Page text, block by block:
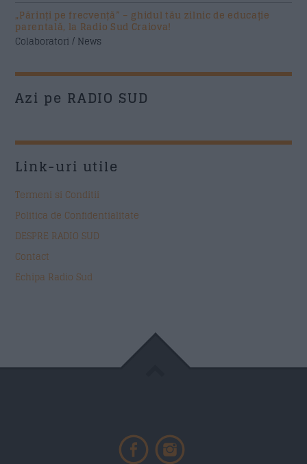
„Părinți pe frecvență” – ghidul tău zilnic de educație
parentală, la Radio Sud Craiova!
Colaboratori / News
Azi pe RADIO SUD
Link-uri utile
Termeni si Conditii
Politica de Confidentialitate
DESPRE RADIO SUD
Contact
Echipa Radio Sud